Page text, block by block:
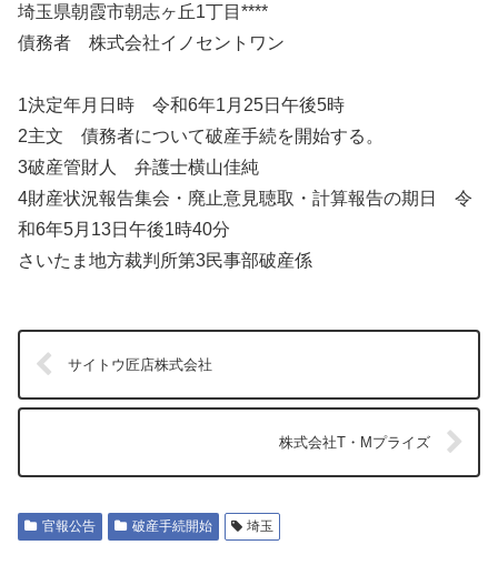
埼玉県朝霞市朝志ヶ丘1丁目****
債務者 株式会社イノセントワン
1決定年月日時 令和6年1月25日午後5時
2主文 債務者について破産手続を開始する。
3破産管財人 弁護士横山佳純
4財産状況報告集会・廃止意見聴取・計算報告の期日 令
和6年5月13日午後1時40分
さいたま地方裁判所第3民事部破産係
サイトウ匠店株式会社
株式会社T・Mプライズ
官報公告 破産手続開始 埼玉